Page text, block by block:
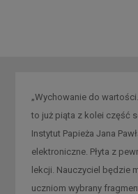
„Wychowanie do
to już piąta z kolei część
Instytut Papieża Jana
elektroniczne. Płyta z
lekcji. Nauczyciel będzie
uczniom wybrany